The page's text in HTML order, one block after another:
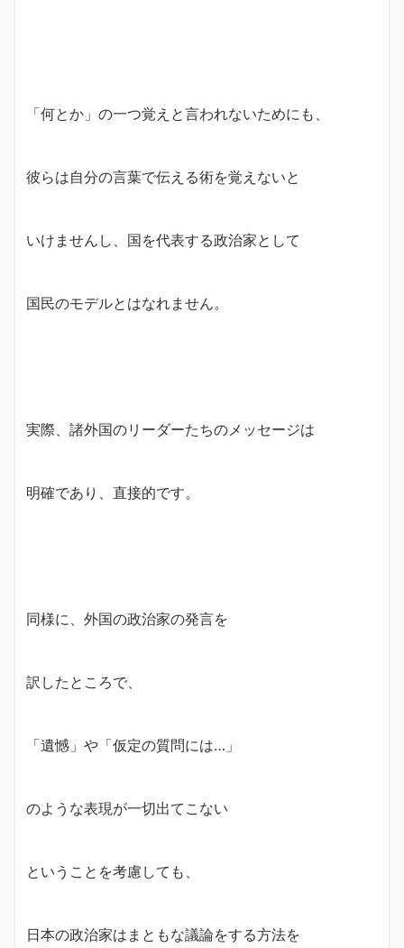
「何とか」の一つ覚えと言われないためにも、
彼らは自分の言葉で伝える術を覚えないと
いけませんし、国を代表する政治家として
国民のモデルとはなれません。
実際、諸外国のリーダーたちのメッセージは
明確であり、直接的です。
同様に、外国の政治家の発言を
訳したところで、
「遺憾」や「仮定の質問には…」
のような表現が一切出てこない
ということを考慮しても、
日本の政治家はまともな議論をする方法を